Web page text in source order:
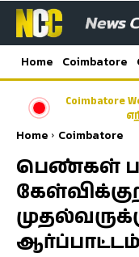
Home Coimbatore
Home Coimbatore
பெண்கள்